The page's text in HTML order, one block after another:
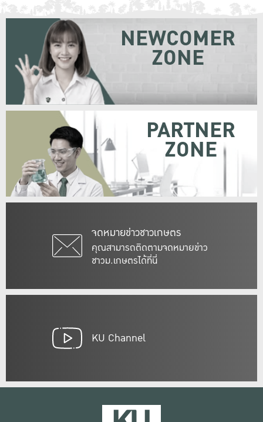
จดหมายข่าวชาวเกษตร
คุณสามารถติดตามจดหมายข่าว
ชาวม.เกษตรได้ที่นี่
NEWCOMER
ZONE
PARTNER
ZONE
KU Channel